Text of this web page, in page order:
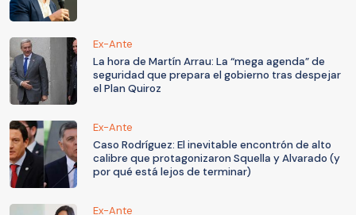
Ex-Ante
La hora de Martín Arrau: La “mega agenda” de
seguridad que prepara el gobierno tras despejar
el Plan Quiroz
Ex-Ante
Caso Rodríguez: El inevitable encontrón de alto
calibre que protagonizaron Squella y Alvarado (y
por qué está lejos de terminar)
Ex-Ante